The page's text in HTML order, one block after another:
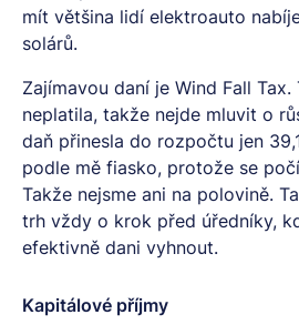
mít většina lidí elektroauto
solárů.
Zajímavou daní je Wind Fall
neplatila, takže nejde mluvit o
daň přinesla do rozpočtu jen
podle mě fiasko, protože se
Takže nejsme ani na polovině.
trh vždy o krok před úředníky,
efektivně dani vyhnout.
Kapitálové příjmy